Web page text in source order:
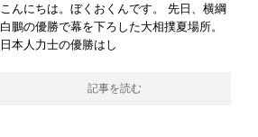
こんにちは。ぼくおくんです。 先日、横綱
白鵬の優勝で幕を下ろした大相撲夏場所。
日本人力士の優勝はし
記事を読む